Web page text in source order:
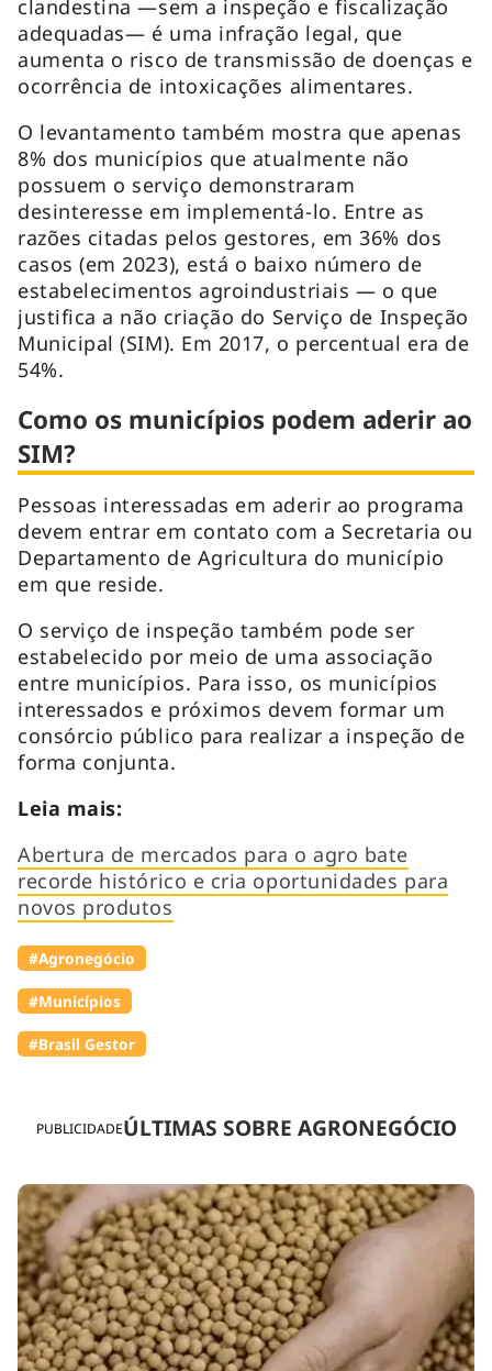
PUBLICIDADEÚLTIMAS SOBRE AGRONEGÓCIO
clandestina —sem a inspeção e fiscalização
adequadas— é uma infração legal, que
aumenta o risco de transmissão de doenças e
ocorrência de intoxicações alimentares.
O levantamento também mostra que apenas
8% dos municípios que atualmente não
possuem o serviço demonstraram
desinteresse em implementá-lo. Entre as
razões citadas pelos gestores, em 36% dos
casos (em 2023), está o baixo número de
estabelecimentos agroindustriais — o que
justifica a não criação do Serviço de Inspeção
Municipal (SIM). Em 2017, o percentual era de
54%.
Como os municípios podem aderir ao
SIM?
Pessoas interessadas em aderir ao programa
devem entrar em contato com a Secretaria ou
Departamento de Agricultura do município
em que reside.
O serviço de inspeção também pode ser
estabelecido por meio de uma associação
entre municípios. Para isso, os municípios
interessados e próximos devem formar um
consórcio público para realizar a inspeção de
forma conjunta.
Leia mais:
Abertura de mercados para o agro bate
recorde histórico e cria oportunidades para
novos produtos
#Agronegócio
#Municípios
#Brasil Gestor